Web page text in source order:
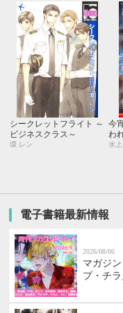
シークレットフライト ～
ビジネスクラス～
環 レン
今
わ
水
電子書籍最新情報
2026/08/06
マガジ
プ・チ